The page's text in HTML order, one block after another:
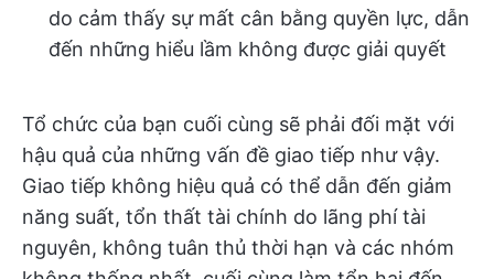
do cảm thấy sự mất cân bằng quyền lực, dẫn
đến những hiểu lầm không được giải quyết
Tổ chức của bạn cuối cùng sẽ phải đối mặt với
hậu quả của những vấn đề giao tiếp như vậy.
Giao tiếp không hiệu quả có thể dẫn đến giảm
năng suất, tổn thất tài chính do lãng phí tài
nguyên, không tuân thủ thời hạn và các nhóm